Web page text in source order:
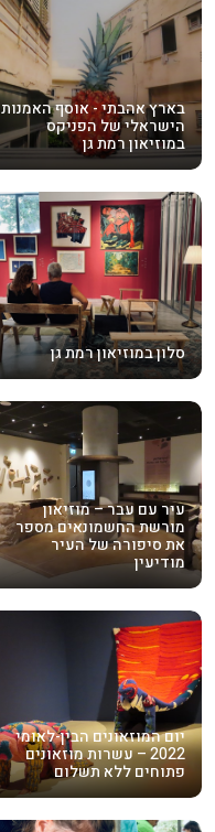
בארץ אהבתי - אוסף האמנות
הישראלי של הפניקס
במוזיאון רמת גן
סלון במוזיאון רמת גן
עיר עם עבר – מוזיאון
מורשת החשמונאים מספר
את סיפורה של העיר
מודיעין
יום המוזאונים הבין-לאומי
2022 – עשרות מוזאונים
פתוחים ללא תשלום